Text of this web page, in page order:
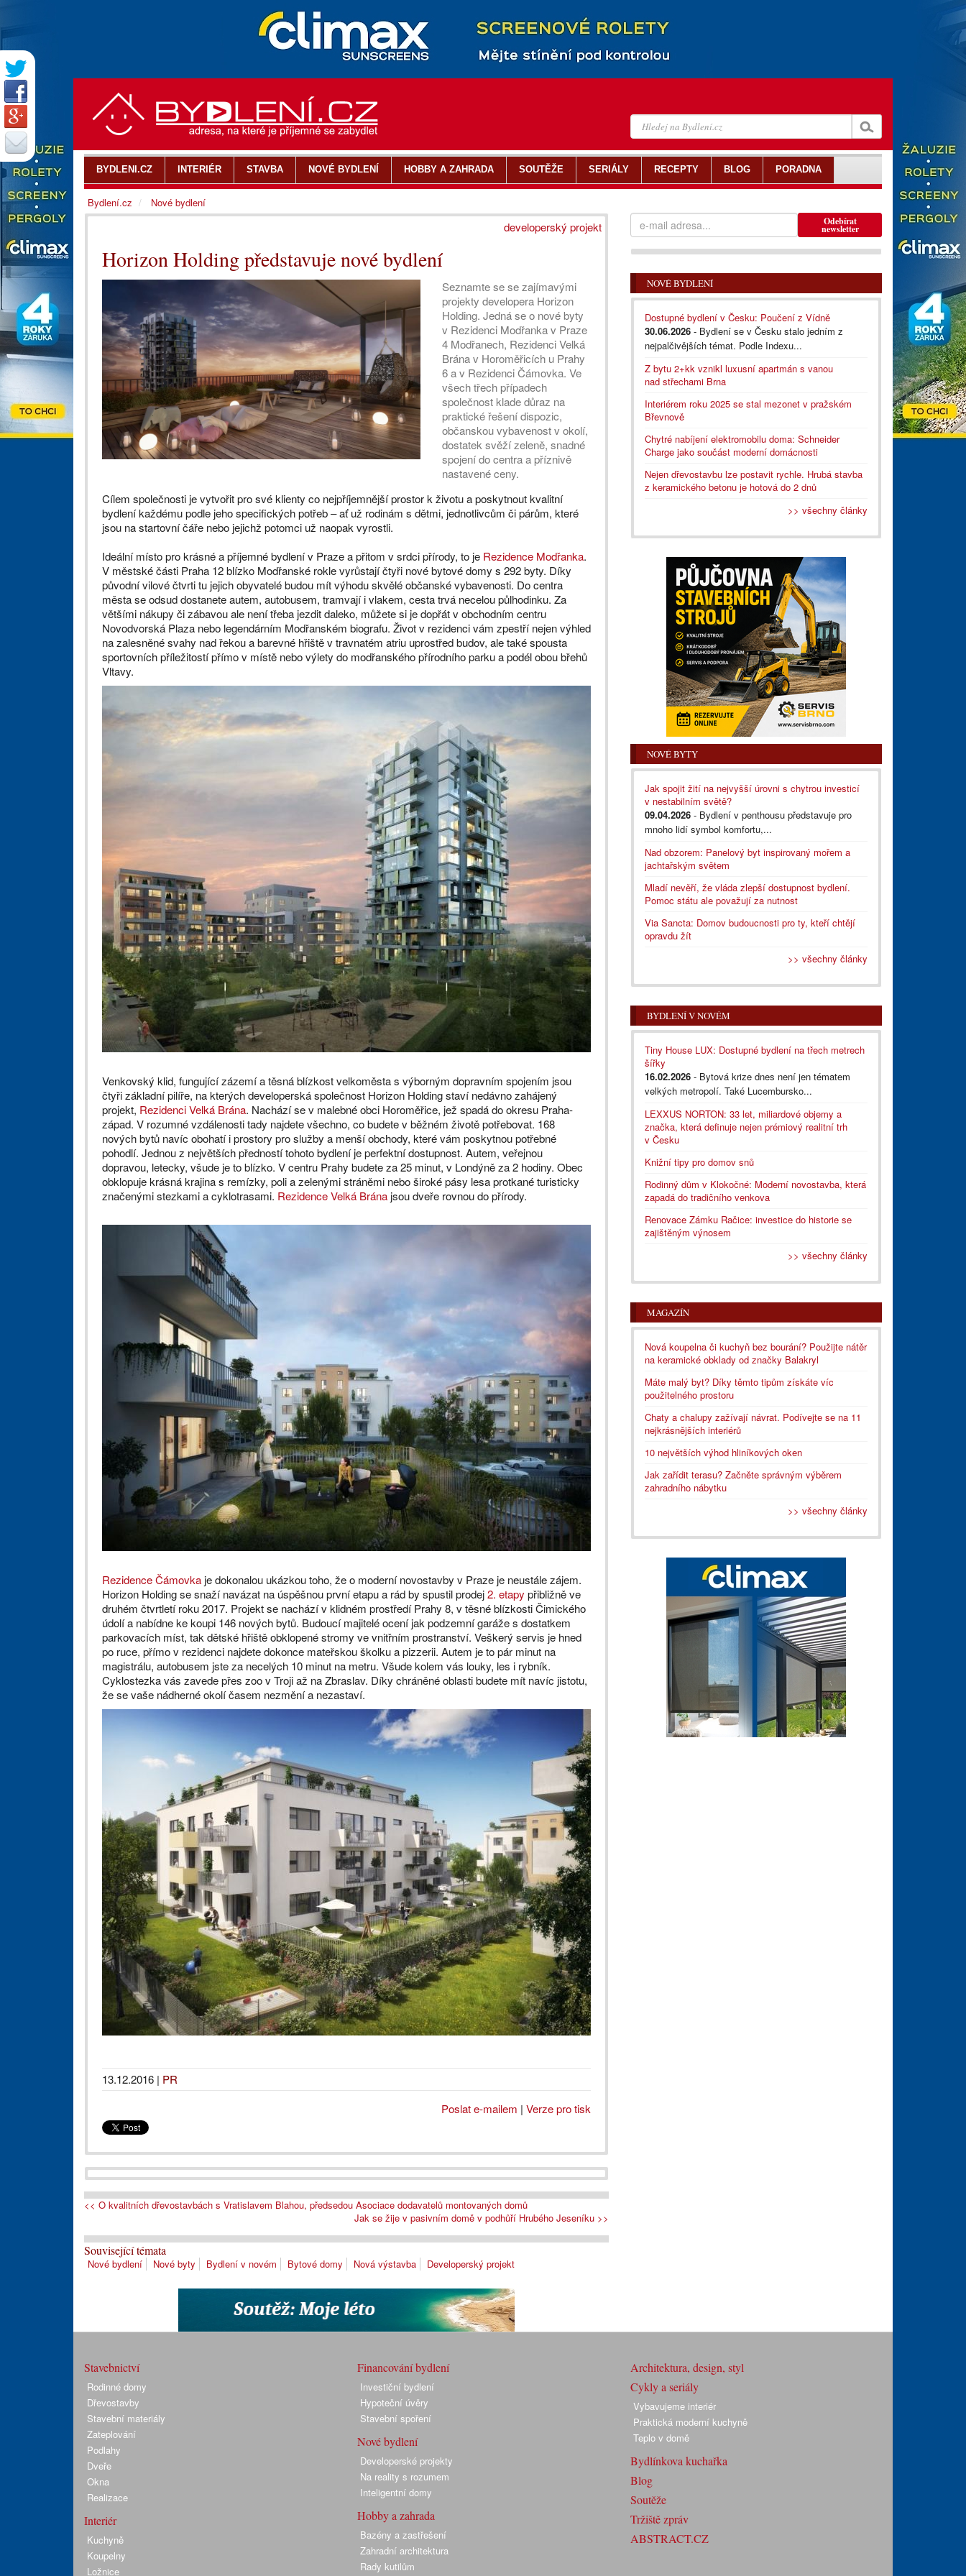
developerský projekt
Horizon Holding představuje nové bydlení
Seznamte se se zajímavými
projekty developera Horizon
Holding. Jedná se o nové byty
v Rezidenci Modřanka v Praze
4 Modřanech, Rezidenci Velká
Brána v Horoměřicích u Prahy
6 a v Rezidenci Čámovka. Ve
všech třech případech
společnost klade důraz na
praktické řešení dispozic,
občanskou vybavenost v okolí,
dostatek svěží zeleně, snadné
spojení do centra a příznivě
nastavené ceny.
Cílem společnosti je vytvořit pro své klienty co nejpříjemnější prostor k životu a poskytnout kvalitní
bydlení každému podle jeho specifických potřeb – ať už rodinám s dětmi, jednotlivcům či párům, které
jsou na startovní čáře nebo jejichž potomci už naopak vyrostli.
Ideální místo pro krásné a příjemné bydlení v Praze a přitom v srdci přírody, to je Rezidence Modřanka.
V městské části Praha 12 blízko Modřanské rokle vyrůstají čtyři nové bytové domy s 292 byty. Díky
původní vilové čtvrti tu jejich obyvatelé budou mít výhodu skvělé občanské vybavenosti. Do centra
města se odsud dostanete autem, autobusem, tramvají i vlakem, cesta trvá necelou půlhodinku. Za
většími nákupy či zábavou ale není třeba jezdit daleko, můžete si je dopřát v obchodním centru
Novodvorská Plaza nebo legendárním Modřanském biografu. Život v rezidenci vám zpestří nejen výhled
na zalesněné svahy nad řekou a barevné hřiště v travnatém atriu uprostřed budov, ale také spousta
sportovních příležitostí přímo v místě nebo výlety do modřanského přírodního parku a podél obou břehů
Vltavy.
Venkovský klid, fungující zázemí a těsná blízkost velkoměsta s výborným dopravním spojením jsou
čtyři základní pilíře, na kterých developerská společnost Horizon Holding staví nedávno zahájený
projekt, Rezidenci Velká Brána. Nachází se v malebné obci Horoměřice, jež spadá do okresu Praha-
západ. V rozumné vzdálenosti tady najdete všechno, co budete v běžném životě potřebovat. 168
nových bytů navíc obohatí i prostory pro služby a menší obchody, které vám poskytnou potřebné
pohodlí. Jednou z největších předností tohoto bydlení je perfektní dostupnost. Autem, veřejnou
dopravou, letecky, všude je to blízko. V centru Prahy budete za 25 minut, v Londýně za 2 hodiny. Obec
obklopuje krásná krajina s remízky, poli a zelenými stráněmi nebo široké pásy lesa protkané turisticky
značenými stezkami a cyklotrasami. Rezidence Velká Brána jsou dveře rovnou do přírody.
Rezidence Čámovka je dokonalou ukázkou toho, že o moderní novostavby v Praze je neustále zájem.
Horizon Holding se snaží navázat na úspěšnou první etapu a rád by spustil prodej2. etapy přibližně ve
druhém čtvrtletí roku 2017. Projekt se nachází v klidném prostředí Prahy 8, v těsné blízkosti Čimického
údolí a nabídne ke koupi 146 nových bytů. Budoucí majitelé ocení jak podzemní garáže s dostatkem
parkovacích míst, tak dětské hřiště obklopené stromy ve vnitřním prostranství. Veškerý servis je hned
po ruce, přímo v rezidenci najdete dokonce mateřskou školku a pizzerii. Autem je to pár minut na
magistrálu, autobusem jste za necelých 10 minut na metru. Všude kolem vás louky, les i rybník.
Cyklostezka vás zavede přes zoo v Troji až na Zbraslav. Díky chráněné oblasti budete mít navíc jistotu,
že se vaše nádherné okolí časem nezmění a nezastaví.
13.12.2016 | PR
Poslat e-mailem | Verze pro tisk
<< O kvalitních dřevostavbách s Vratislavem Blahou, předsedou Asociace dodavatelů montovaných domů
Jak se žije v pasivním domě v podhůří Hrubého Jeseníku >>
Související témata
Nové bydlení Nové byty Bydlení v novém Bytové domy Nová výstavba Developerský projekt
Odebírat
newsletter
NOVÉ BYDLENÍ
Dostupné bydlení v Česku: Poučení z Vídně
30.06.2026 - Bydlení se v Česku stalo jedním z
nejpalčivějších témat. Podle Indexu...
Z bytu 2+kk vznikl luxusní apartmán s vanou
nad střechami Brna
Interiérem roku 2025 se stal mezonet v pražském
Břevnově
Chytré nabíjení elektromobilu doma: Schneider
Charge jako součást moderní domácnosti
Nejen dřevostavbu lze postavit rychle. Hrubá stavba
z keramického betonu je hotová do 2 dnů
>> všechny články
NOVÉ BYTY
Jak spojit žití na nejvyšší úrovni s chytrou investicí
v nestabilním světě?
09.04.2026 - Bydlení v penthousu představuje pro
mnoho lidí symbol komfortu,...
Nad obzorem: Panelový byt inspirovaný mořem a
jachtařským světem
Mladí nevěří, že vláda zlepší dostupnost bydlení.
Pomoc státu ale považují za nutnost
Via Sancta: Domov budoucnosti pro ty, kteří chtějí
opravdu žít
>> všechny články
BYDLENÍ V NOVÉM
Tiny House LUX: Dostupné bydlení na třech metrech
šířky
16.02.2026 - Bytová krize dnes není jen tématem
velkých metropolí. Také Lucembursko...
LEXXUS NORTON: 33 let, miliardové objemy a
značka, která definuje nejen prémiový realitní trh
v Česku
Knižní tipy pro domov snů
Rodinný dům v Klokočné: Moderní novostavba, která
zapadá do tradičního venkova
Renovace Zámku Račice: investice do historie se
zajištěným výnosem
>> všechny články
MAGAZÍN
Nová koupelna či kuchyň bez bourání? Použijte nátěr
na keramické obklady od značky Balakryl
Máte malý byt? Díky těmto tipům získáte víc
použitelného prostoru
Chaty a chalupy zažívají návrat. Podívejte se na 11
nejkrásnějších interiérů
10 největších výhod hliníkových oken
Jak zařídit terasu? Začněte správným výběrem
zahradního nábytku
>> všechny články
BYDLENI.CZ INTERIÉR STAVBA NOVÉ BYDLENÍ HOBBY A ZAHRADA SOUTĚŽE SERIÁLY RECEPTY BLOG PORADNA
Bydlení.cz Nové bydlení
Stavebnictví
Rodinné domy
Dřevostavby
Stavební materiály
Zateplování
Podlahy
Dveře
Okna
Realizace
Interiér
Kuchyně
Koupelny
Ložnice
Financování bydlení
Investiční bydlení
Hypoteční úvěry
Stavební spoření
Nové bydlení
Developerské projekty
Na reality s rozumem
Inteligentní domy
Hobby a zahrada
Bazény a zastřešení
Zahradní architektura
Rady kutilům
Architektura, design, styl
Cykly a seriály
Vybavujeme interiér
Praktická moderní kuchyně
Teplo v domě
Bydlínkova kuchařka
Blog
Soutěže
Tržiště zpráv
ABSTRACT.CZ